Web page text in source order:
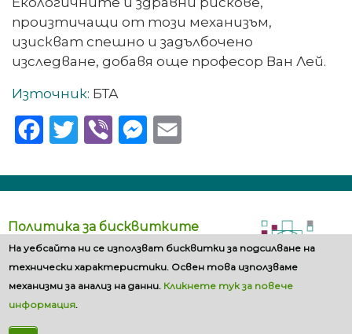
произтичащи от този механизъм,
изискват спешно и задълбочено
изследване, добавя още професор Ван Лей.
Източник: БТА
FacebookTwitterViber Messenger
Политика за бисквитките
На уебсайта ни се използват бисквитки за подсилване на
технически характеристики. Освен това използваме
механизми за анализ на данни. Кликнете тук за повече
информация.